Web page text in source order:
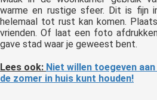
warme en rustige sfeer. Dit is fijn
helemaal tot rust kan komen.
vrienden. Of laat een foto
gave stad waar je geweest bent.
Lees ook: Niet willen toegeven
de zomer in huis kunt houden!